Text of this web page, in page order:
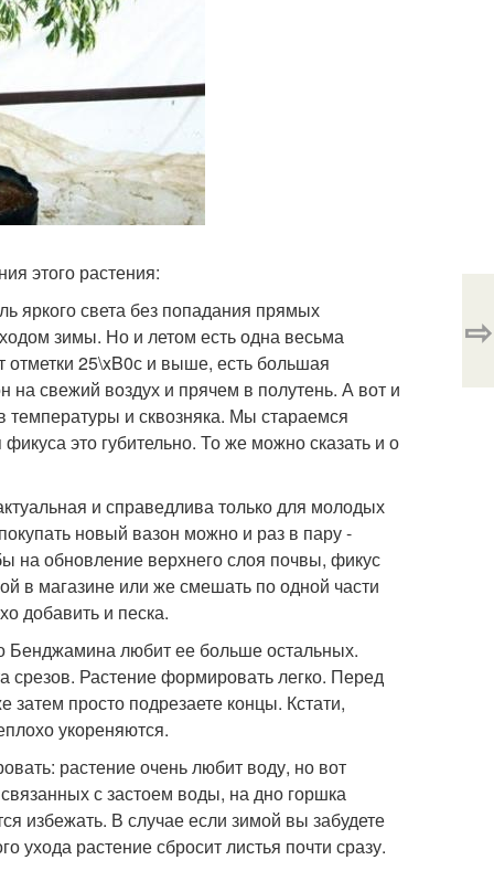
этого растения:
яркого света без попадания прямых
зимы. Но и летом есть одна весьма
отметки 25\xB0с и выше, есть большая
свежий воздух и прячем в полутень. А вот и
температуры и сквозняка. Мы стараемся
это губительно. То же можно сказать и о
и справедлива только для молодых
новый вазон можно и раз в пару -
на обновление верхнего слоя почвы, фикус
в магазине или же смешать по одной части
добавить и песка.
Бенджамина любит ее больше остальных.
срезов. Растение формировать легко. Перед
просто подрезаете концы. Кстати,
укореняются.
растение очень любит воду, но вот
с застоем воды, на дно горшка
избежать. В случае если зимой вы забудете
ухода растение сбросит листья почти сразу.
⇨